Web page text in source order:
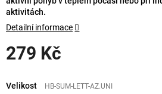
279 Kč
cena:
Velikost HB-SUM-LETT-AZ.UNI
aktivitách.
Detailní informace